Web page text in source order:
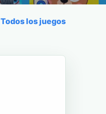
Todos los juegos